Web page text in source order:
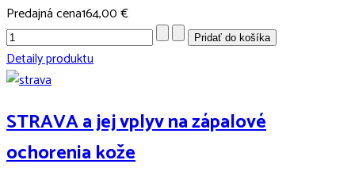
Predajná cena164,00 €
Detaily produktu
STRAVA a jej vplyv na zápalové
ochorenia kože